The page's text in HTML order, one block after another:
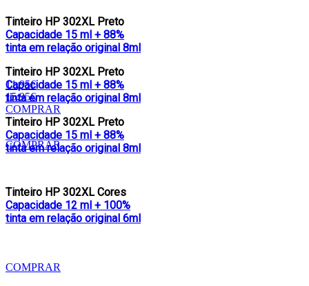
Tinteiro HP 302XL Preto
Capacidade 15 ml + 88%
tinta em relação original 8ml
Tinteiro HP 302XL Preto
Capacidade 15 ml + 88%
tinta em relação original 8ml
Tinteiro HP 302XL Preto
Capacidade 15 ml + 88%
tinta em relação original 8ml
11.95€
15.95€
COMPRAR
COMPRAR
Tinteiro HP 302XL Cores
Capacidade 12 ml + 100%
tinta em relação original 6ml
COMPRAR